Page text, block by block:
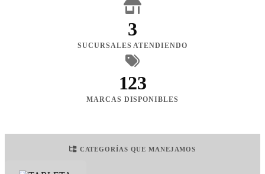
3
SUCURSALES ATENDIENDO
123
MARCAS DISPONIBLES
CATEGORÍAS QUE MANEJAMOS